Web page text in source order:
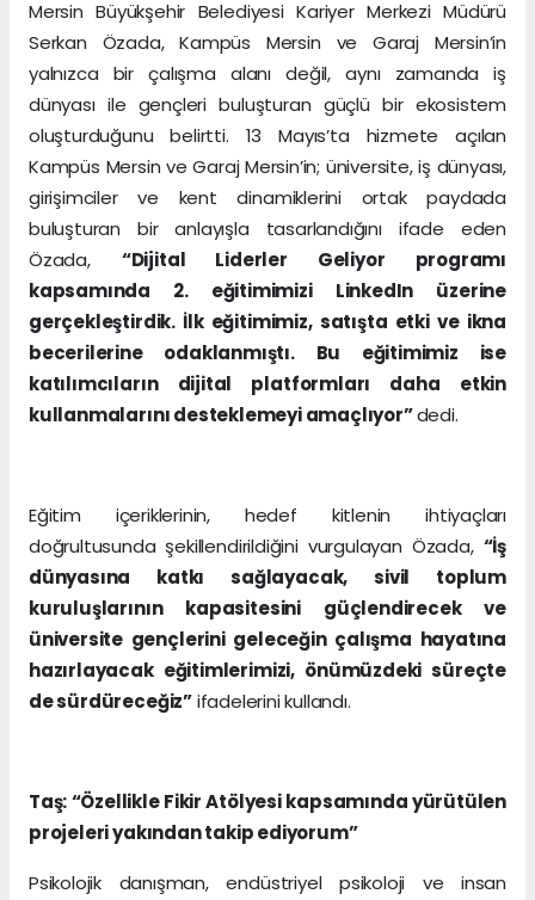
Mersin Büyükşehir Belediyesi Kariyer Merkezi Müdürü
Serkan Özada, Kampüs Mersin ve Garaj Mersin’in
yalnızca bir çalışma alanı değil, aynı zamanda iş
dünyası ile gençleri buluşturan güçlü bir ekosistem
oluşturduğunu belirtti. 13 Mayıs’ta hizmete açılan
Kampüs Mersin ve Garaj Mersin’in; üniversite, iş dünyası,
girişimciler ve kent dinamiklerini ortak paydada
buluşturan bir anlayışla tasarlandığını ifade eden
Özada, “Dijital Liderler Geliyor programı
kapsamında 2. eğitimimizi LinkedIn üzerine
gerçekleştirdik. İlk eğitimimiz, satışta etki ve ikna
becerilerine odaklanmıştı. Bu eğitimimiz ise
katılımcıların dijital platformları daha etkin
kullanmalarını desteklemeyi amaçlıyor”dedi.
Eğitim içeriklerinin, hedef kitlenin ihtiyaçları
doğrultusunda şekillendirildiğini vurgulayan Özada, “İş
dünyasına katkı sağlayacak, sivil toplum
kuruluşlarının kapasitesini güçlendirecek ve
üniversite gençlerini geleceğin çalışma hayatına
hazırlayacak eğitimlerimizi, önümüzdeki süreçte
de sürdüreceğiz”ifadelerini kullandı.
Taş: “Özellikle Fikir Atölyesi kapsamında yürütülen
projeleri yakından takip ediyorum”
Psikolojik danışman, endüstriyel psikoloji ve insan